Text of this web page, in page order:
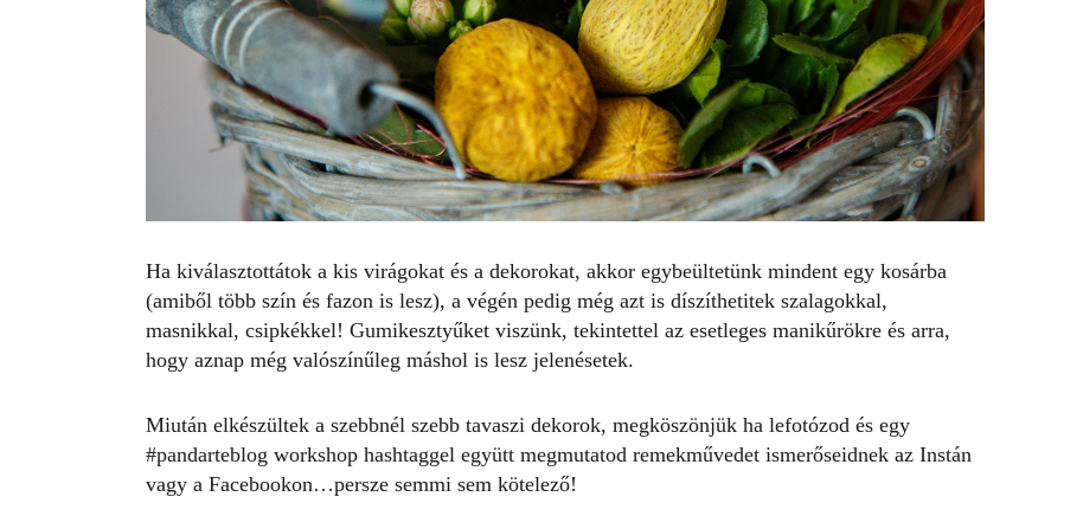
Ha kiválasztottátok a kis virágokat és a dekorokat, akkor egybeültetünk mindent egy kosárba
(amiből több szín és fazon is lesz), a végén pedig még azt is díszíthetitek szalagokkal,
masnikkal, csipkékkel! Gumikesztyűket viszünk, tekintettel az esetleges manikűrökre és arra,
hogy aznap még valószínűleg máshol is lesz jelenésetek.
Miután elkészültek a szebbnél szebb tavaszi dekorok, megköszönjük ha lefotózod és egy
#pandarteblog workshop hashtaggel együtt megmutatod remekművedet ismerőseidnek az Instán
vagy a Facebookon…persze semmi sem kötelező!